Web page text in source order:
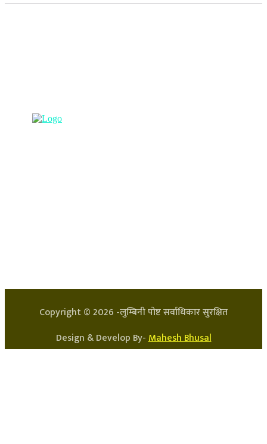
Copyright ©2026 -लुम्बिनी पोष्ट सर्वाधिकार सुरक्षित
Design & Develop By-Mahesh Bhusal